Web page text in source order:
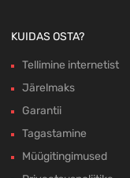
KUIDAS OSTA?
Tellimine internetist
Järelmaks
Garantii
Tagastamine
Müügitingimused